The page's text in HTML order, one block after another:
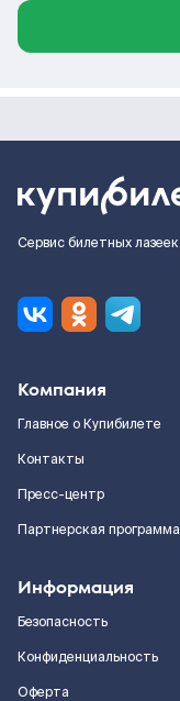
Сервис билетных лазеек
Компания
Главное о Купибилете
Контакты
Пресс-центр
Партнерская программа
Информация
Безопасность
Конфиденциальность
Оферта